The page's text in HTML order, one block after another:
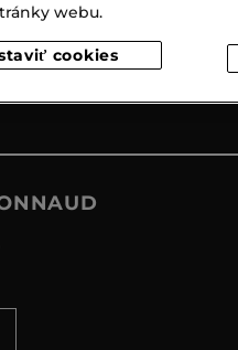
webu.
cookies